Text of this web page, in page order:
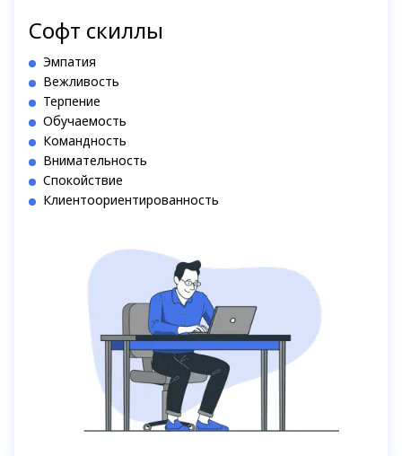
Софт скиллы
Эмпатия
Вежливость
Терпение
Обучаемость
Командность
Внимательность
Спокойствие
Клиентоориентированность